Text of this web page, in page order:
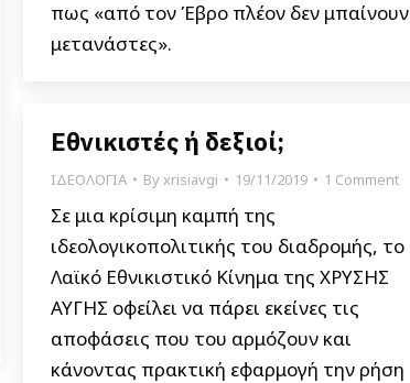
πως «από τον Έβρο πλέον δεν μπαίνουν
μετανάστες».
Εθνικιστές ή δεξιοί;
ΙΔΕΟΛΟΓΙΑ Byxrisiavgi 19/11/2019 1 Comment
Σε μια κρίσιμη καμπή της
ιδεολογικοπολιτικής του διαδρομής, το
Λαϊκό Εθνικιστικό Κίνημα της ΧΡΥΣΗΣ
ΑΥΓΗΣ οφείλει να πάρει εκείνες τις
αποφάσεις που του αρμόζουν και
κάνοντας πρακτική εφαρμογή την ρήση